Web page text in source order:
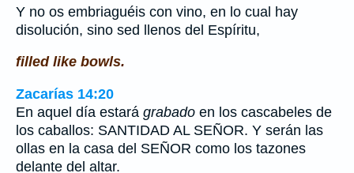
Y no os embriaguéis con vino, en lo cual hay
disolución, sino sed llenos del Espíritu,
filled like bowls.
Zacarías 14:20
En aquel día estará grabado en los cascabeles de
los caballos: SANTIDAD AL SEÑOR. Y serán las
ollas en la casa del SEÑOR como los tazones
delante del altar.